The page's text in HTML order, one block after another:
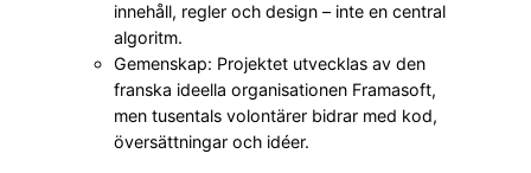
innehåll, regler och design – inte en central
algoritm.
Gemenskap: Projektet utvecklas av den
franska ideella organisationen Framasoft,
men tusentals volontärer bidrar med kod,
översättningar och idéer.